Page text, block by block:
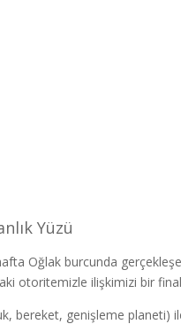
Yüzü
Oğlak burcunda
otoritemizle ilişkimizi bir
bereket, genişleme planeti)